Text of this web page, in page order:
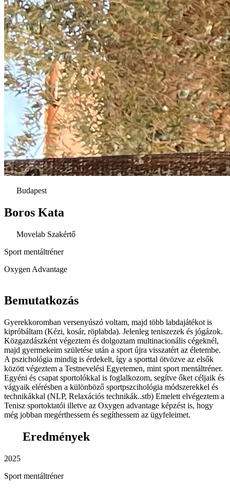
Budapest
Boros Kata
Movelab Szakértő
Sport mentáltréner
Oxygen Advantage
Bemutatkozás
Gyerekkoromban versenyúszó voltam, majd több labdajátékot is
kipróbáltam (Kézi, kosár, röplabda). Jelenleg teniszezek és jógázok.
Közgazdászként végeztem és dolgoztam multinacionális cégeknél,
majd gyermekeim születése után a sport újra visszatért az életembe.
A pszichológia mindig is érdekelt, így a sporttal ötvözve az elsők
között végeztem a Testnevelési Egyetemen, mint sport mentáltréner.
Egyéni és csapat sportolókkal is foglalkozom, segítve őket céljaik és
vágyaik elérésben a különböző sportpszcihológia módszerekkel és
technikákkal (NLP, Relaxációs technikák..stb) Emelett elvégeztem a
Tenisz sportoktatói illetve az Oxygen advantage képzést is, hogy
még jobban megérthessem és segíthessem az ügyfeleimet.
Eredmények
2025
Sport mentáltréner